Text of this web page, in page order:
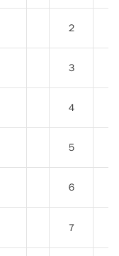
２
３
４
５
６
７